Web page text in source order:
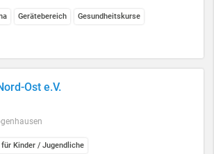
Gerätebereich Gesundheitskurse
Ost e.V.
Kinder / Jugendliche